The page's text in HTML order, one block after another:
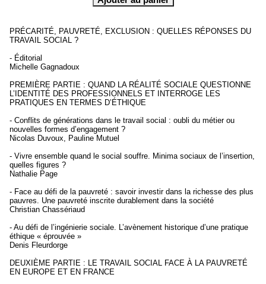
PRÉCARITÉ, PAUVRETÉ, EXCLUSION : QUELLES RÉPONSES DU
TRAVAIL SOCIAL ?
- Éditorial
Michelle Gagnadoux
PREMIÈRE PARTIE : QUAND LA RÉALITÉ SOCIALE QUESTIONNE
L’IDENTITÉ DES PROFESSIONNELS ET INTERROGE LES
PRATIQUES EN TERMES D’ÉTHIQUE
- Conflits de générations dans le travail social : oubli du métier ou
nouvelles formes d’engagement ?
Nicolas Duvoux, Pauline Mutuel
- Vivre ensemble quand le social souffre. Minima sociaux de l’insertion,
quelles figures ?
Nathalie Page
- Face au défi de la pauvreté : savoir investir dans la richesse des plus
pauvres. Une pauvreté inscrite durablement dans la société
Christian Chassériaud
- Au défi de l’ingénierie sociale. L’avènement historique d’une pratique
éthique « éprouvée »
Denis Fleurdorge
DEUXIÈME PARTIE : LE TRAVAIL SOCIAL FACE À LA PAUVRETÉ
EN EUROPE ET EN FRANCE